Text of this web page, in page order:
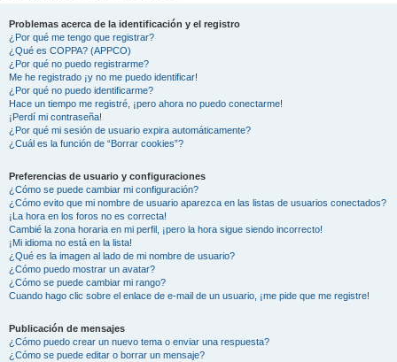
Problemas acerca de la identificación y el registro
¿Por qué me tengo que registrar?
¿Qué es COPPA? (APPCO)
¿Por qué no puedo registrarme?
Me he registrado ¡y no me puedo identificar!
¿Por qué no puedo identificarme?
Hace un tiempo me registré, ¡pero ahora no puedo conectarme!
¡Perdí mi contraseña!
¿Por qué mi sesión de usuario expira automáticamente?
¿Cuál es la función de “Borrar cookies”?
Preferencias de usuario y configuraciones
¿Cómo se puede cambiar mi configuración?
¿Cómo evito que mi nombre de usuario aparezca en las listas de usuarios conectados?
¡La hora en los foros no es correcta!
Cambié la zona horaria en mi perfil, ¡pero la hora sigue siendo incorrecto!
¡Mi idioma no está en la lista!
¿Qué es la imagen al lado de mi nombre de usuario?
¿Cómo puedo mostrar un avatar?
¿Cómo se puede cambiar mi rango?
Cuando hago clic sobre el enlace de e-mail de un usuario, ¡me pide que me registre!
Publicación de mensajes
¿Cómo puedo crear un nuevo tema o enviar una respuesta?
¿Cómo se puede editar o borrar un mensaje?